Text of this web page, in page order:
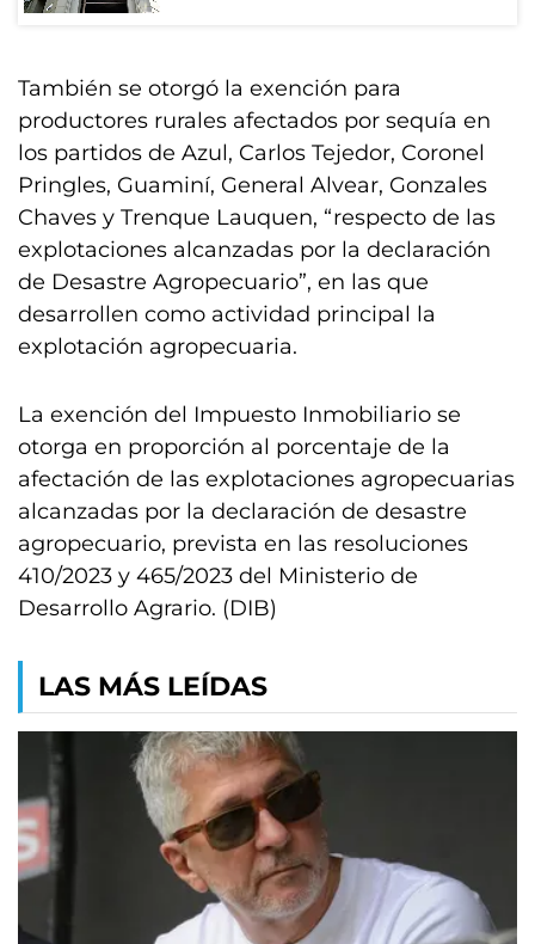
También se otorgó la exención para
productores rurales afectados por sequía en
los partidos de Azul, Carlos Tejedor, Coronel
Pringles, Guaminí, General Alvear, Gonzales
Chaves y Trenque Lauquen, “respecto de las
explotaciones alcanzadas por la declaración
de Desastre Agropecuario”, en las que
desarrollen como actividad principal la
explotación agropecuaria.
La exención del Impuesto Inmobiliario se
otorga en proporción al porcentaje de la
afectación de las explotaciones agropecuarias
alcanzadas por la declaración de desastre
agropecuario, prevista en las resoluciones
410/2023 y 465/2023 del Ministerio de
Desarrollo Agrario. (DIB)
LAS MÁS LEÍDAS